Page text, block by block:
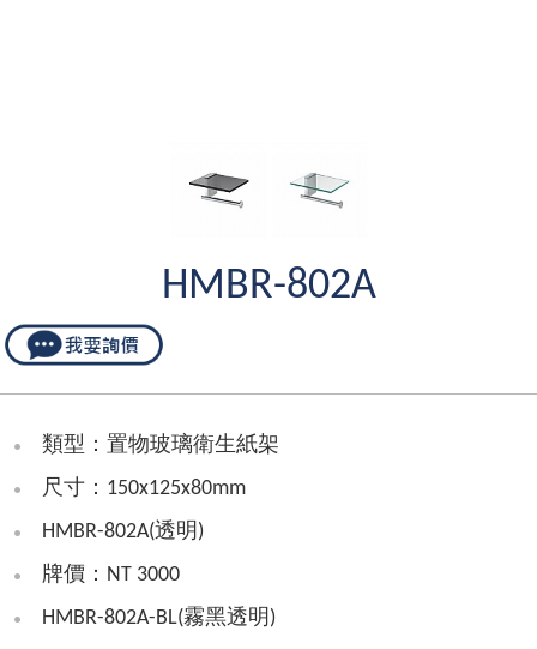
HMBR-802A
類型：置物玻璃衛生紙架
尺寸：150x125x80mm
HMBR-802A(透明)
牌價：NT 3000
HMBR-802A-BL(霧黑透明)